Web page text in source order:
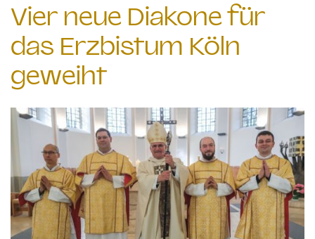
Vier neue Diakone für
das Erzbistum Köln
geweiht